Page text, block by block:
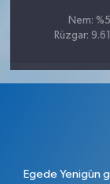
Nem:
Rüzgar:
Egede Yenigün